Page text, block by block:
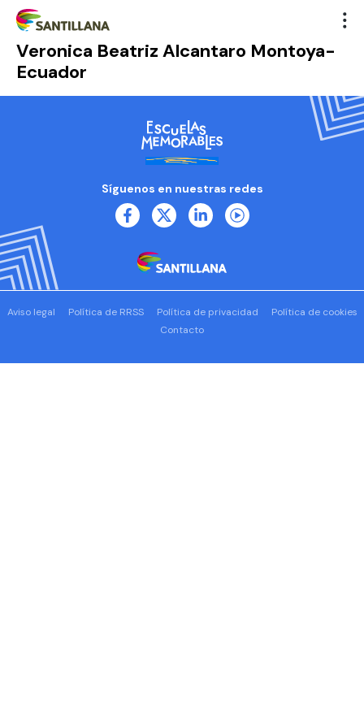
Veronica Beatriz Alcantaro Montoya-
Ecuador
Síguenos en nuestras redes
Aviso legal Política de RRSS Política de privacidad
Política de cookies
Contacto